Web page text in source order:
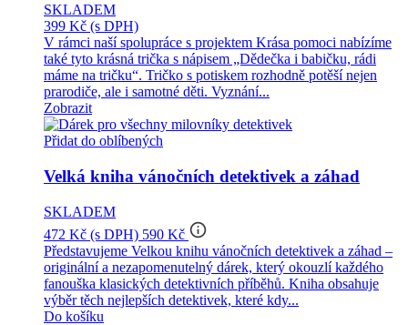
SKLADEM
399 Kč (s DPH)
V rámci naší spolupráce s projektem Krása pomoci nabízíme
také tyto krásná trička s nápisem „Dědečka i babičku, rádi
máme na tričku“. Tričko s potiskem rozhodně potěší nejen
prarodiče, ale i samotné děti. Vyznání...
Zobrazit
Přidat do oblíbených
Velká kniha vánočních detektivek a záhad
SKLADEM
472 Kč (s DPH) 590 Kč info_outline
Představujeme Velkou knihu vánočních detektivek a záhad –
originální a nezapomenutelný dárek, který okouzlí každého
fanouška klasických detektivních příběhů. Kniha obsahuje
výběr těch nejlepších detektivek, které kdy...
Do košíku